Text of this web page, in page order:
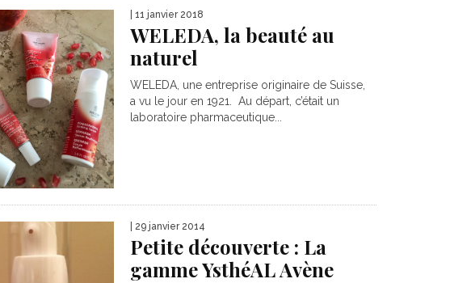
| 11 janvier 2018
WELEDA, la beauté au
naturel
WELEDA, une entreprise originaire de Suisse,
a vu le jour en 1921. Au départ, c’était un
laboratoire pharmaceutique...
| 29 janvier 2014
Petite découverte : La
gamme YsthéAL Avène